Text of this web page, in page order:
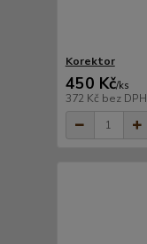
Korektor
450 Kč/ks
372 Kč bez DPH